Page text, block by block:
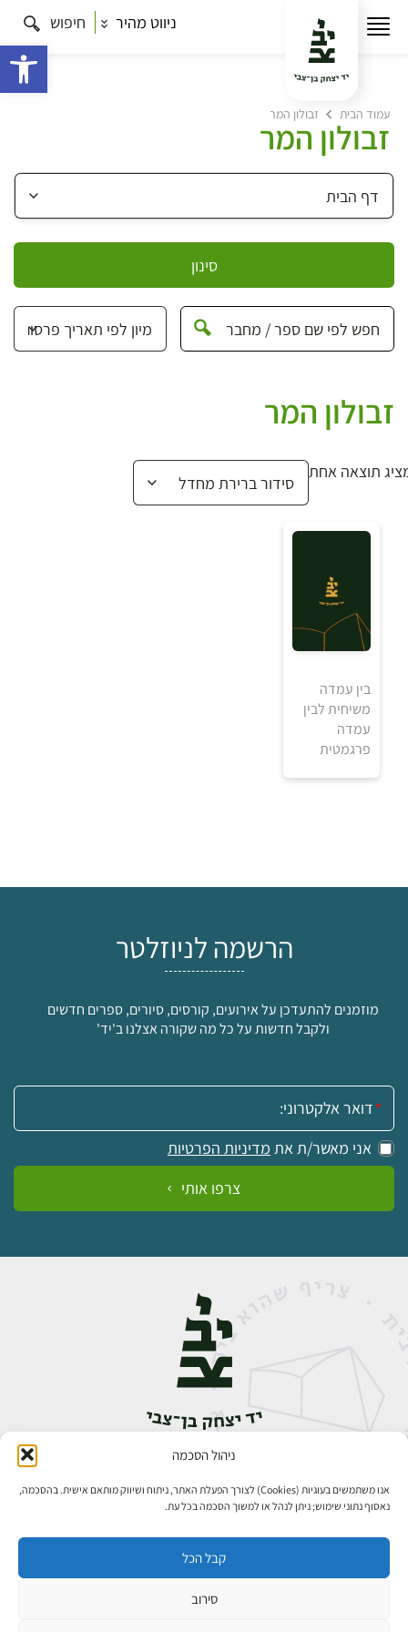
ניהול הסכמה
אנו משתמשים בעוגיות (Cookies) לצורך הפעלת האתר, ניתוח ושיווק מותאם אישית. בהסכמה,
נאסוף נתוני שימוש; ניתן לנהל או למשוך הסכמה בכל עת.
קבל הכל
סירוב
ניווט מהיר חיפוש
עמוד הבית זבולון המר
זבולון המר
סינון
זבולון המר
תוצאה אחת
₪
למידע ולרכישה
בין עמדה
משיחית לבין
עמדה
פרגמטית
הרשמה לניוזלטר
מוזמנים להתעדכן על אירועים, קורסים, סיורים, ספרים חדשים
ולקבל חדשות על כל מה שקורה אצלנו ב'יד'
אימייל:
אני מאשר/ת את מדיניות הפרטיות
צרפו אותי
אבן גבירול 14, רחביה, ירושלים